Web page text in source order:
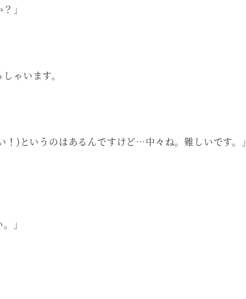
」
ゃいます。
！)というのはあるんですけど…中々ね。難しいです。」
」